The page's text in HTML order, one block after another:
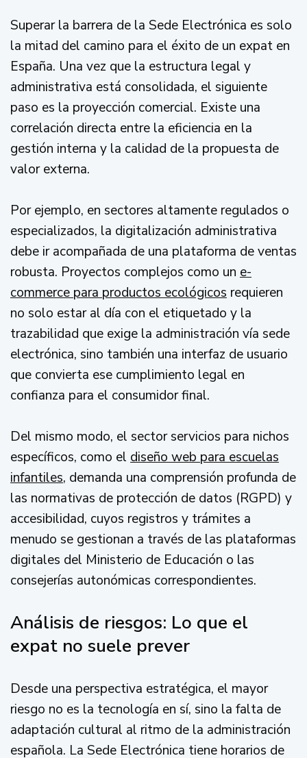
Superar la barrera de la Sede Electrónica es solo
la mitad del camino para el éxito de un expat en
España. Una vez que la estructura legal y
administrativa está consolidada, el siguiente
paso es la proyección comercial. Existe una
correlación directa entre la eficiencia en la
gestión interna y la calidad de la propuesta de
valor externa.
Por ejemplo, en sectores altamente regulados o
especializados, la digitalización administrativa
debe ir acompañada de una plataforma de ventas
robusta. Proyectos complejos como un e-
commerce para productos ecológicos requieren
no solo estar al día con el etiquetado y la
trazabilidad que exige la administración vía sede
electrónica, sino también una interfaz de usuario
que convierta ese cumplimiento legal en
confianza para el consumidor final.
Del mismo modo, el sector servicios para nichos
específicos, como el diseño web para escuelas
infantiles, demanda una comprensión profunda de
las normativas de protección de datos (RGPD) y
accesibilidad, cuyos registros y trámites a
menudo se gestionan a través de las plataformas
digitales del Ministerio de Educación o las
consejerías autonómicas correspondientes.
Análisis de riesgos: Lo que el
expat no suele prever
Desde una perspectiva estratégica, el mayor
riesgo no es la tecnología en sí, sino la falta de
adaptación cultural al ritmo de la administración
española. La Sede Electrónica tiene horarios de